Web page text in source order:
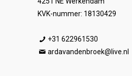
KVK-nummer: 18130429
+31 622961530
ardavandenbroek@live.nl